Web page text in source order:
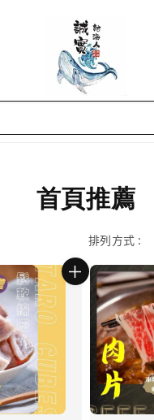
首頁推薦
排列方式 :